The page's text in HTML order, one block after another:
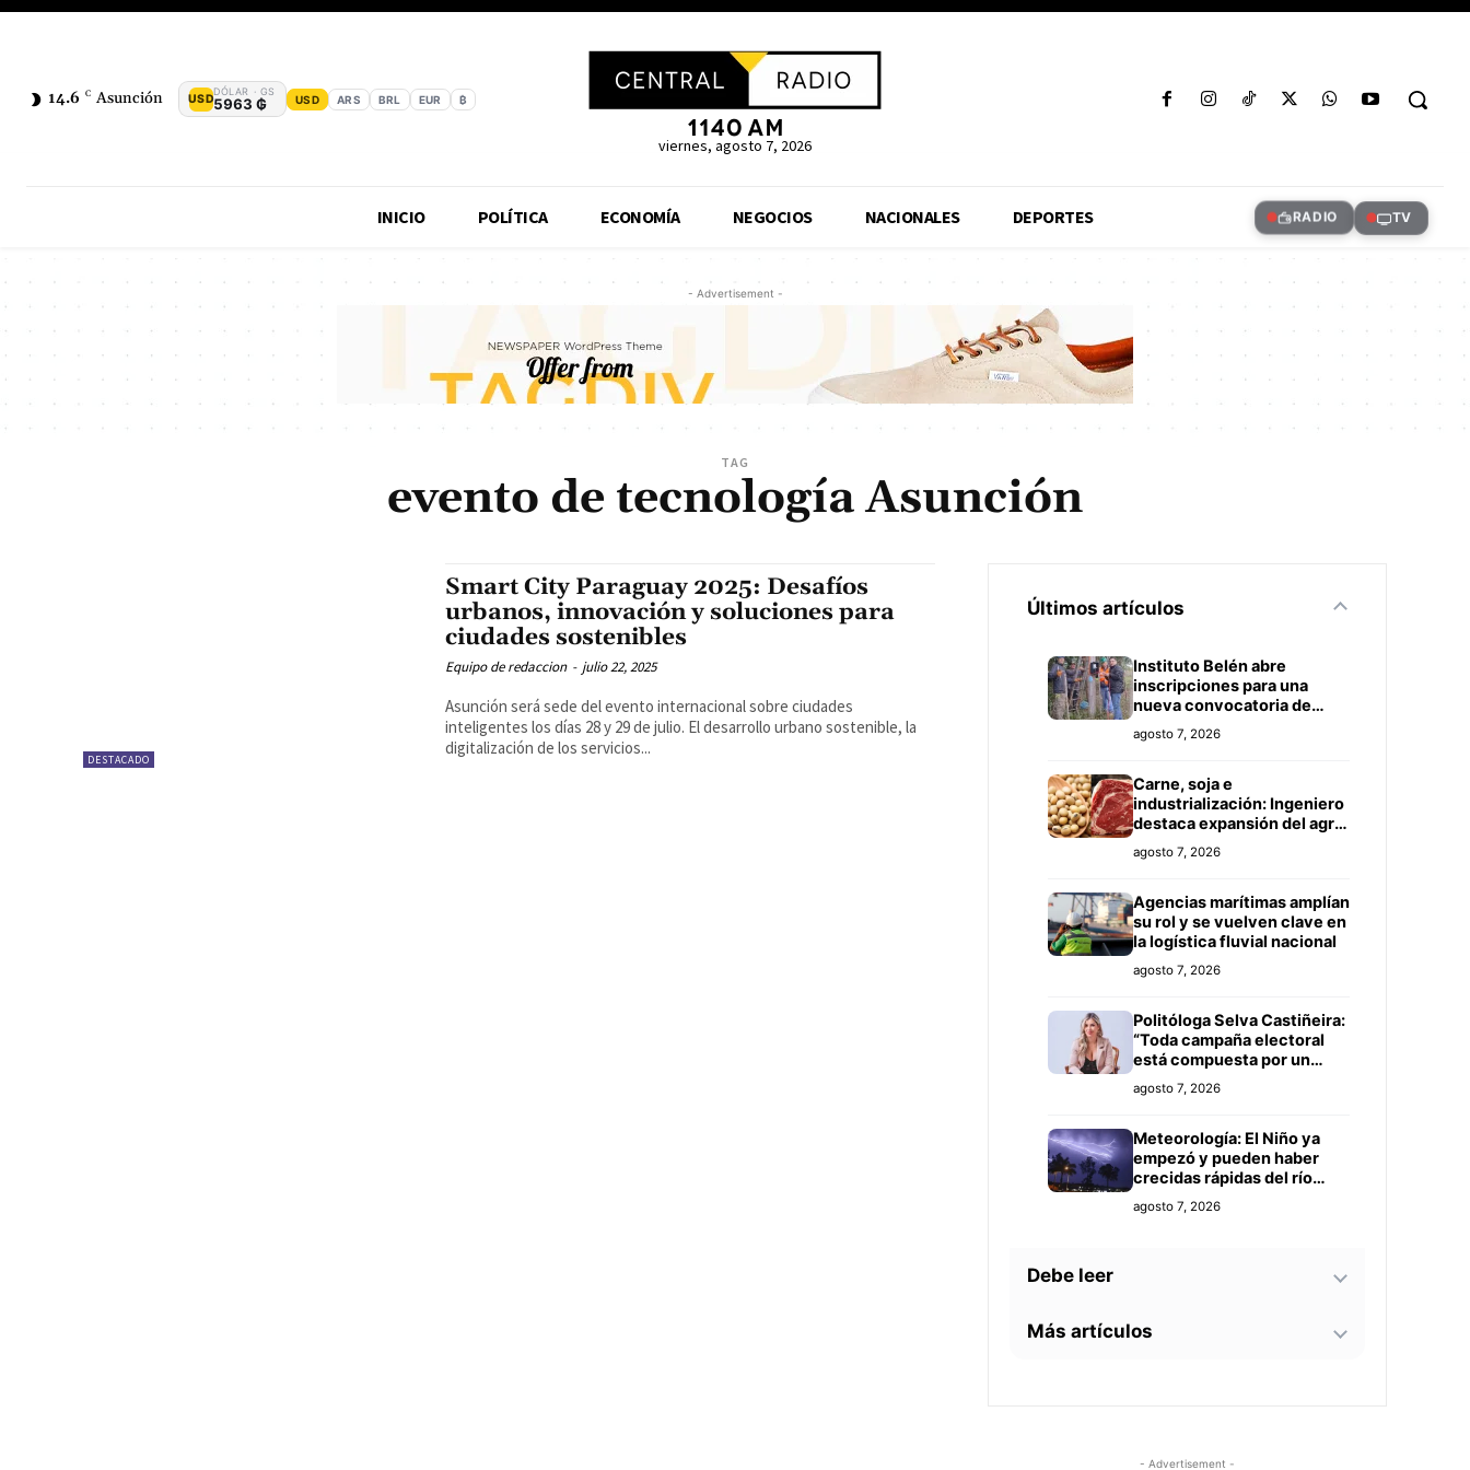
14.6 C Asunción USD
DÓLAR · GS
5963 ₲ USD ARS BRL EUR ₿
viernes, agosto 7, 2026
INICIO POLÍTICA ECONOMÍA NEGOCIOS NACIONALES DEPORTES RADIO TV
- Advertisement -
TAG
evento de tecnología Asunción
DESTACADO
Smart City Paraguay 2025: Desafíos
urbanos, innovación y soluciones para
ciudades sostenibles
Equipo de redaccion - julio 22, 2025
Asunción será sede del evento internacional sobre ciudades
inteligentes los días 28 y 29 de julio. El desarrollo urbano sostenible, la
digitalización de los servicios...
Últimos artículos
Instituto Belén abre
inscripciones para una
nueva convocatoria de
cursos de formación laboral
en Concepción
agosto 7, 2026
Carne, soja e
industrialización: Ingeniero
destaca expansión del agro
paraguayo hacia más
mercados
agosto 7, 2026
Agencias marítimas amplían
su rol y se vuelven clave en
la logística fluvial nacional
agosto 7, 2026
Politóloga Selva Castiñeira:
“Toda campaña electoral
está compuesta por un
equipo de profesionales”
agosto 7, 2026
Meteorología: El Niño ya
empezó y pueden haber
crecidas rápidas del río
Paraguay
agosto 7, 2026
Debe leer
Tecnología y BIM ganan
Más artículos
agosto 6, 2026
- Advertisement -